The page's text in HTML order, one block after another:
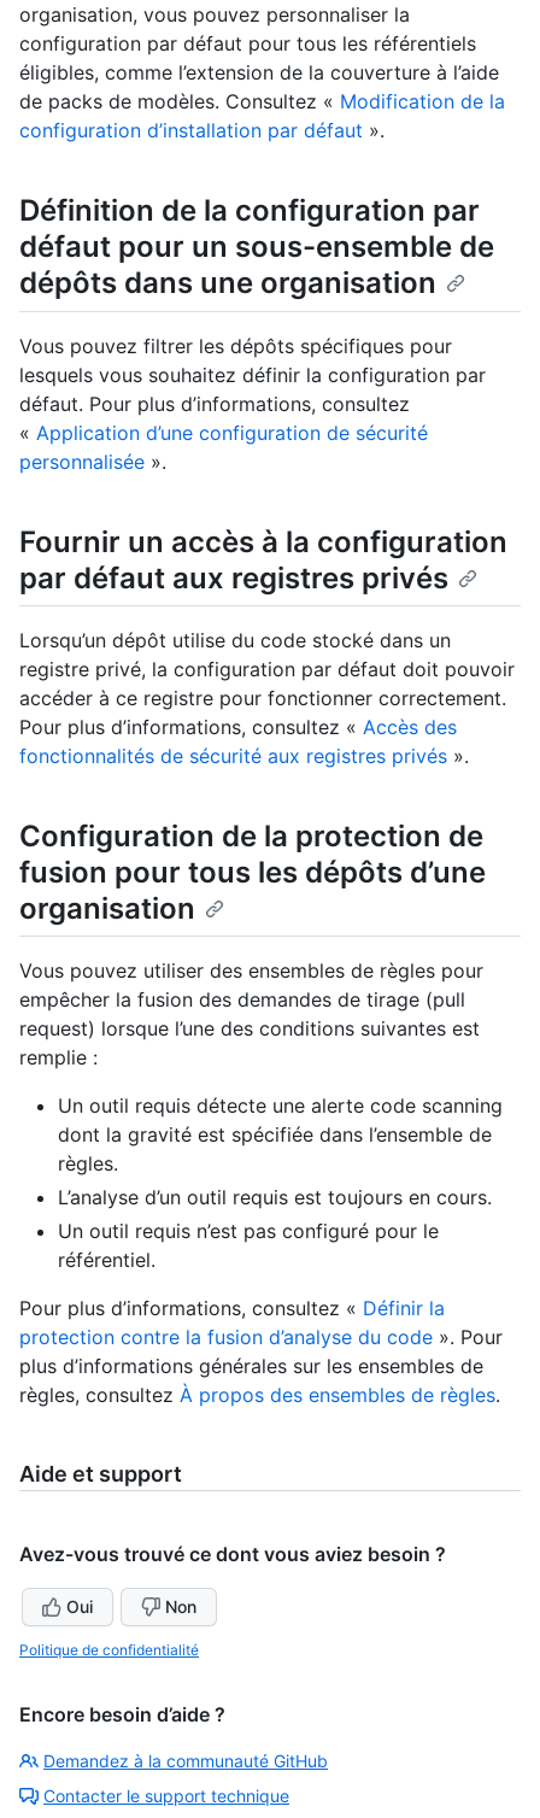
organisation, vous pouvez personnaliser la
configuration par défaut pour tous les référentiels
éligibles, comme l’extension de la couverture à l’aide
de packs de modèles. Consultez « Modification de la
configuration d’installation par défaut ».
Définition de la configuration par
défaut pour un sous-ensemble de
dépôts dans une organisation
Vous pouvez filtrer les dépôts spécifiques pour
lesquels vous souhaitez définir la configuration par
défaut. Pour plus d’informations, consultez
« Application d’une configuration de sécurité
personnalisée ».
Fournir un accès à la configuration
par défaut aux registres privés
Lorsqu’un dépôt utilise du code stocké dans un
registre privé, la configuration par défaut doit pouvoir
accéder à ce registre pour fonctionner correctement.
Pour plus d’informations, consultez « Accès des
fonctionnalités de sécurité aux registres privés ».
Configuration de la protection de
fusion pour tous les dépôts d’une
organisation
Vous pouvez utiliser des ensembles de règles pour
empêcher la fusion des demandes de tirage (pull
request) lorsque l’une des conditions suivantes est
remplie :
Un outil requis détecte une alerte code scanning
dont la gravité est spécifiée dans l’ensemble de
règles.
L’analyse d’un outil requis est toujours en cours.
Un outil requis n’est pas configuré pour le
référentiel.
Pour plus d’informations, consultez « Définir la
protection contre la fusion d’analyse du code ». Pour
plus d’informations générales sur les ensembles de
règles, consultez À propos des ensembles de règles.
Aide et support
Avez-vous trouvé ce dont vous aviez besoin ?
Oui Non
Politique de confidentialité
Encore besoin d’aide ?
Demandez à la communauté GitHub
Contacter le support technique